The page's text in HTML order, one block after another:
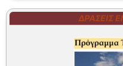
ΔΡΆΣΕΙΣ